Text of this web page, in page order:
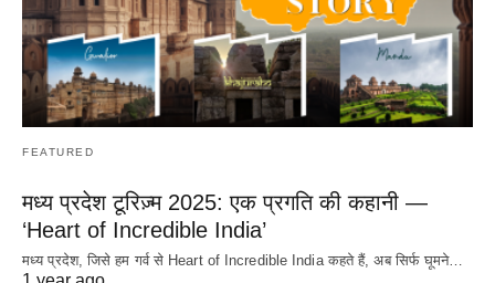
FEATURED
मध्य प्रदेश टूरिज़्म 2025: एक प्रगति की कहानी —
‘Heart of Incredible India’
मध्य प्रदेश, जिसे हम गर्व से Heart of Incredible India कहते हैं, अब सिर्फ घूमने…